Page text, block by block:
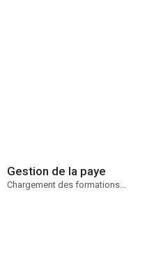
Gestion de la paye
Chargement des formations...